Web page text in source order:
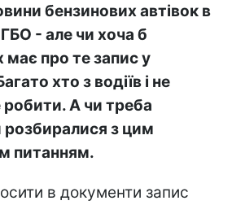
бензинових автівок в
- але чи хоча б
має про те запис у
хто з водіїв і не
робити. А чи треба
розбиралися з цим
питанням.
в документи запис